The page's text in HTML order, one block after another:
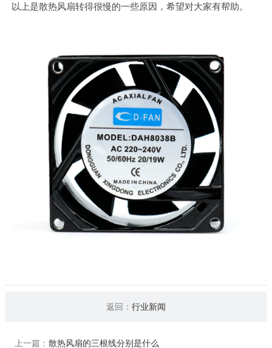
以上是散热风扇转得很慢的一些原因，希望对大家有帮助。
返回： 行业新闻
上一篇： 散热风扇的三根线分别是什么